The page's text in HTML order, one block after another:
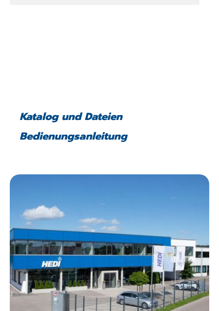
Katalog und Dateien
Bedienungsanleitung